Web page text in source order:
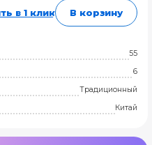
в 1 клик В корзину
55
6
Традиционный
Китай